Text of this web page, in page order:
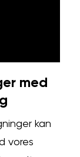
med
kan
vores